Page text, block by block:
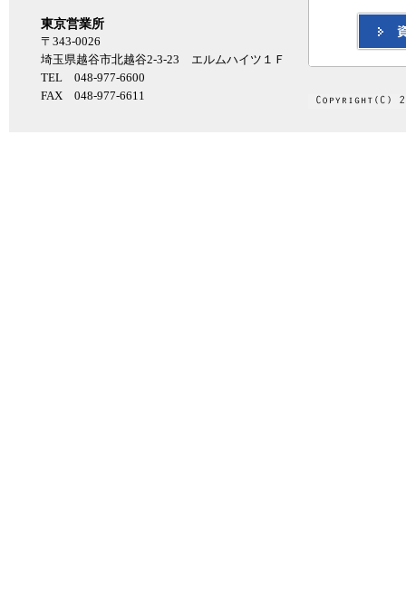
東京営業所
〒343-0026
埼玉県越谷市北越谷2-3-23 エルムハイツ１Ｆ
TEL 048-977-6600
FAX 048-977-6611